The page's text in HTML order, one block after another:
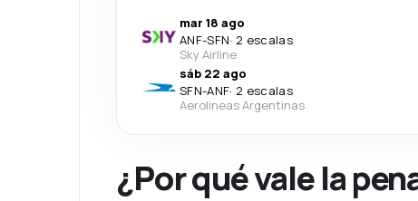
mar 18 ago
ANF-SFN· 2 escalas
Sky Airline
sáb 22 ago
SFN-ANF· 2 escalas
Aerolineas Argentinas
¿Por qué vale la